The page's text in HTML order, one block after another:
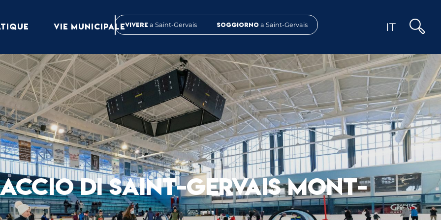
IT
Vivere a Saint-Gervais Soggiorno a Saint-Gervais
VIE MUNICIPALE
DI SAINT-GERVAIS MONT-